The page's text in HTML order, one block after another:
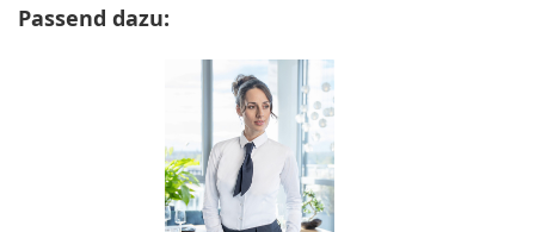
Produktgalerie überspringen
Passend dazu: